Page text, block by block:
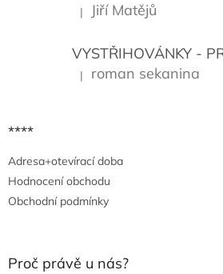
Hodnocení produktu je 5 z 5
| Jiří Matějů
Hodnocení produktu je 5 z 5
| roman sekanina
****
Adresa+otevírací doba
Hodnocení obchodu
Obchodní podmínky
Proč právě u nás?